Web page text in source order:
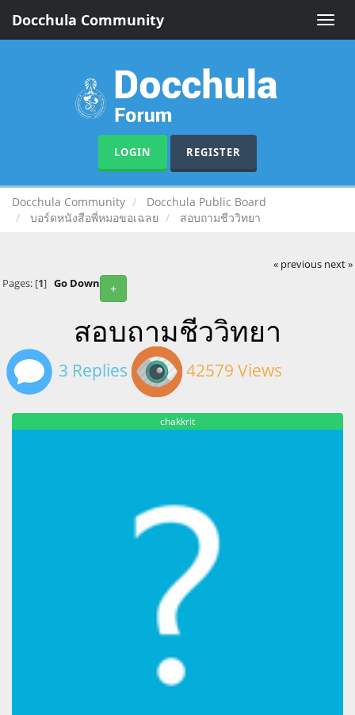
Toggle
Docchula Community
LOGIN REGISTER
Docchula Community
Docchula Public Board
บอร์ดหนังสือพี่หมอขอเฉลย
สอบถามชีววิทยา
« previous next »
+
Pages: [1] Go Down
สอบถามชีววิทยา
3 Replies 42579 Views
chakkrit